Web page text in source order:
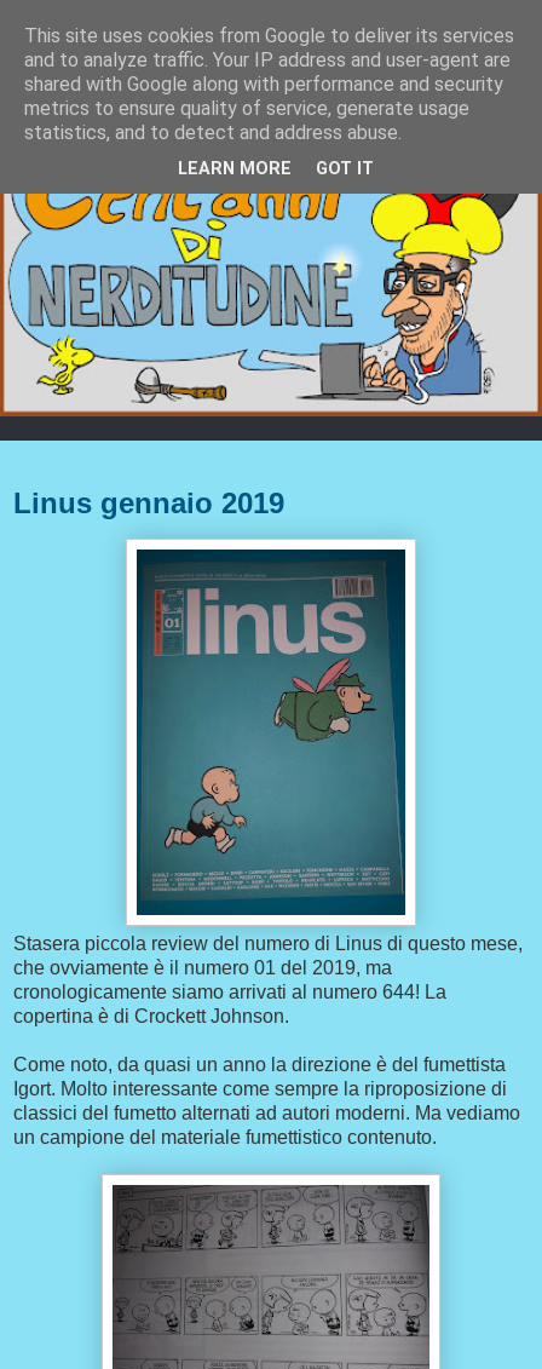
Linus gennaio 2019
Stasera piccola review del numero di Linus di questo mese,
che ovviamente è il numero 01 del 2019, ma
cronologicamente siamo arrivati al numero 644! La
copertina è di Crockett Johnson.
Come noto, da quasi un anno la direzione è del fumettista
Igort. Molto interessante come sempre la riproposizione di
classici del fumetto alternati ad autori moderni. Ma vediamo
un campione del materiale fumettistico contenuto.
This site uses cookies from Google to deliver its services
and to analyze traffic. Your IP address and user-agent are
shared with Google along with performance and security
metrics to ensure quality of service, generate usage
statistics, and to detect and address abuse.
LEARN MORE GOT IT